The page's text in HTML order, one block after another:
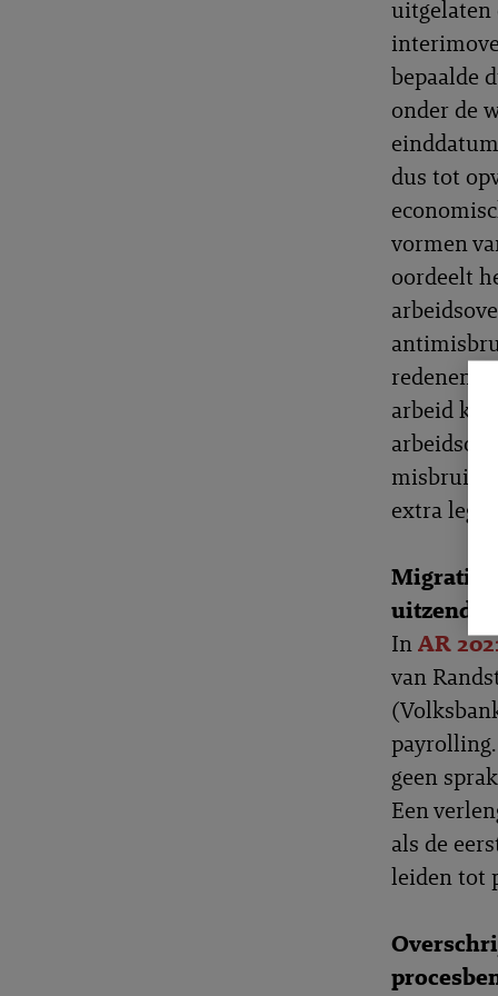
uitgelaten
bepaalde
onder de
dus tot
vormen
oordeelt
redenen’
arbeid
misbruik.
extra
Migratie
InAR
van
geen
Een
als de
leiden tot